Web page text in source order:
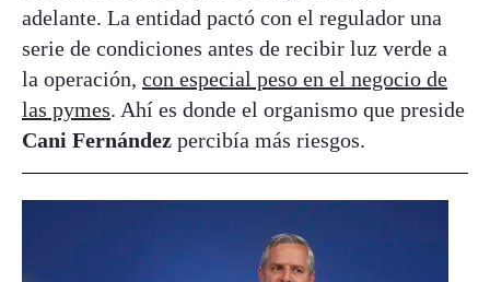
adelante. La entidad pactó con el regulador una
serie de condiciones antes de recibir luz verde a
la operación, con especial peso en el negocio de
las pymes. Ahí es donde el organismo que preside
Cani Fernández percibía más riesgos.